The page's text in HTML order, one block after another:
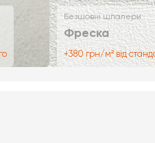
Безшовні шпалери
Фреска
+380 грн/м² від